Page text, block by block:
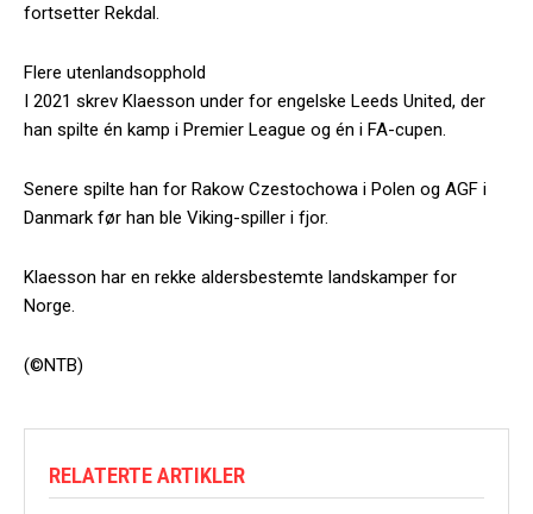
fortsetter Rekdal.
Flere utenlandsopphold
I 2021 skrev Klaesson under for engelske Leeds United, der
han spilte én kamp i Premier League og én i FA-cupen.
Senere spilte han for Rakow Czestochowa i Polen og AGF i
Danmark før han ble Viking-spiller i fjor.
Klaesson har en rekke aldersbestemte landskamper for
Norge.
(©NTB)
RELATERTE ARTIKLER